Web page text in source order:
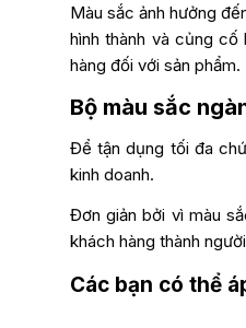
Màu sắc ảnh hưởng
hình thành và củng
hàng đối với sản phẩm.
Bộ màu sắc
Để tận dụng tối đa
kinh doanh.
Đơn giản bởi vì màu
khách hàng thành
Các bạn có thể